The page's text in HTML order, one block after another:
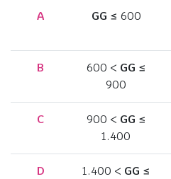
A GG ≤ 600
B 600 < GG ≤
900
C 900 < GG ≤
1.400
D 1.400 < GG ≤